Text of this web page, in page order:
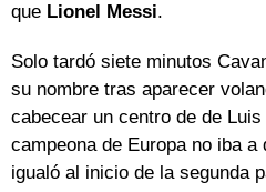
que Lionel Messi.
Solo tardó siete minutos
su nombre tras aparecer
cabecear un centro de de
campeona de Europa no iba
igualó al inicio de la segunda